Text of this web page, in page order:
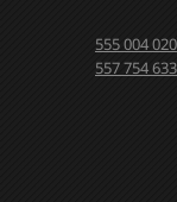
555 004 020
557 754 633